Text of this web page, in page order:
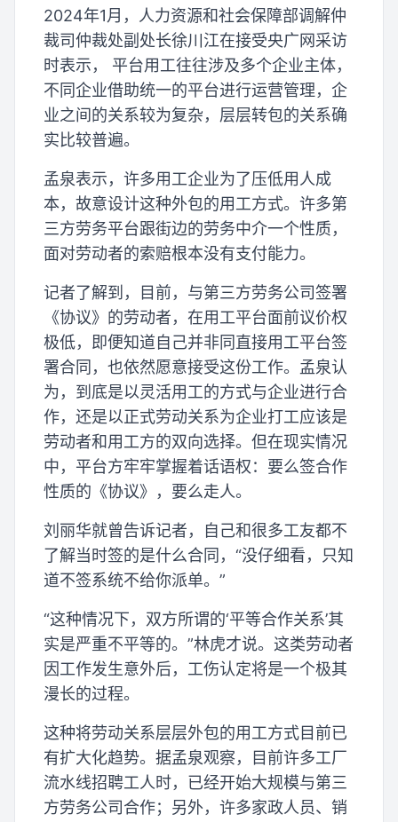
2024年1月，人力资源和社会保障部调解仲
裁司仲裁处副处长徐川江在接受央广网采访
时表示， 平台用工往往涉及多个企业主体，
不同企业借助统一的平台进行运营管理，企
业之间的关系较为复杂，层层转包的关系确
实比较普遍。
孟泉表示，许多用工企业为了压低用人成
本，故意设计这种外包的用工方式。许多第
三方劳务平台跟街边的劳务中介一个性质，
面对劳动者的索赔根本没有支付能力。
记者了解到，目前，与第三方劳务公司签署
《协议》的劳动者，在用工平台面前议价权
极低，即便知道自己并非同直接用工平台签
署合同，也依然愿意接受这份工作。孟泉认
为，到底是以灵活用工的方式与企业进行合
作，还是以正式劳动关系为企业打工应该是
劳动者和用工方的双向选择。但在现实情况
中，平台方牢牢掌握着话语权：要么签合作
性质的《协议》，要么走人。
刘丽华就曾告诉记者，自己和很多工友都不
了解当时签的是什么合同，“没仔细看，只知
道不签系统不给你派单。”
“这种情况下，双方所谓的‘平等合作关系’其
实是严重不平等的。”林虎才说。这类劳动者
因工作发生意外后，工伤认定将是一个极其
漫长的过程。
这种将劳动关系层层外包的用工方式目前已
有扩大化趋势。据孟泉观察，目前许多工厂
流水线招聘工人时，已经开始大规模与第三
方劳务公司合作；另外，许多家政人员、销